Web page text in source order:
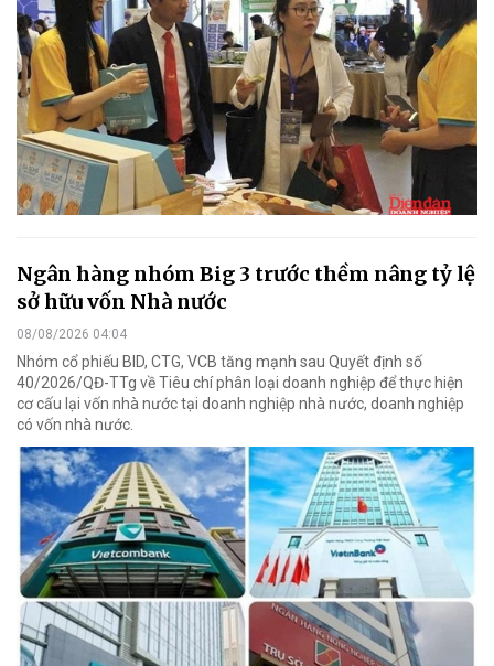
Ngân hàng nhóm Big 3 trước thềm nâng tỷ lệ
sở hữu vốn Nhà nước
08/08/2026 04:04
Nhóm cổ phiếu BID, CTG, VCB tăng mạnh sau Quyết định số
40/2026/QĐ-TTg về Tiêu chí phân loại doanh nghiệp để thực hiện
cơ cấu lại vốn nhà nước tại doanh nghiệp nhà nước, doanh nghiệp
có vốn nhà nước.